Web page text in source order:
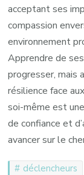
acceptant ses
compassion
environnement
Apprendre de
progresser, mais
résilience face
soi-même est
de confiance et
avancer sur le
déclencheurs